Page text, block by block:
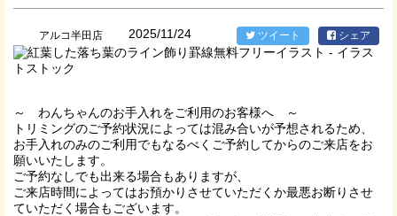
アルコ半田店 2025/11/24 ツイート シェア
～ わんちゃんのお手入れをご利用のお客様へ ～
トリミングのご予約状況によっては混み合いが予想されるため、
お手入れのみのご利用でもなるべくご予約してからのご来店をお
願いいたします。
ご予約なしでも出来る場合もありますが、
ご来店時間によってはお預かりさせていただくか最悪お断りさせ
ていただく場合もございます。